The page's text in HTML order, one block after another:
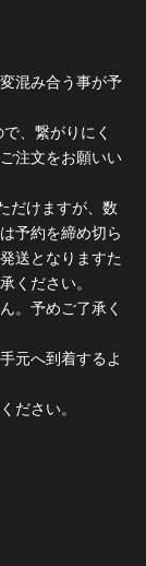
混み合う事が予
、繋がりにく
注文をお願いい
だけますが、数
予約を締め切ら
送となりますた
ください。
。予めご了承く
元へ到着するよ
ださい。